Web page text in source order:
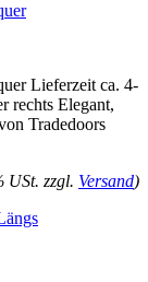
Lieferzeit ca. 4-
rechts Elegant,
Tradedoors
USt. zzgl. Versand)